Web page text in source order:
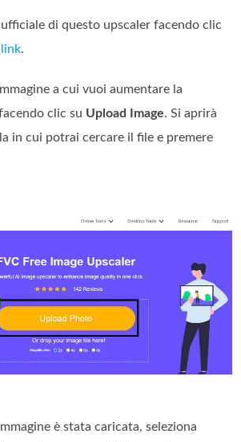
di questo upscaler facendo clic
link.
a cui vuoi aumentare la
clic su Upload Image. Si aprirà
in cui potrai cercare il file e premere
è stata caricata, seleziona